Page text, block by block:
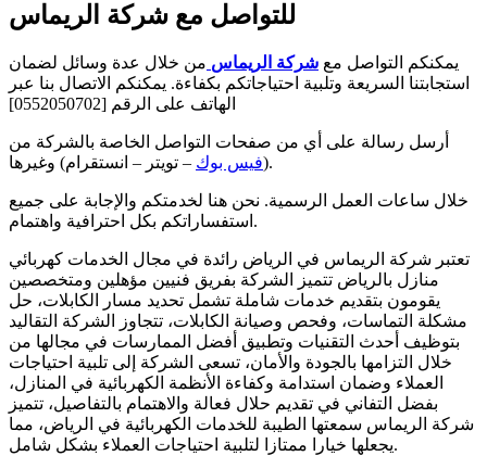
للتواصل مع شركة الريماس
يمكنكم التواصل مع شركة الريماس من خلال عدة وسائل لضمان
استجابتنا السريعة وتلبية احتياجاتكم بكفاءة. يمكنكم الاتصال بنا عبر
الهاتف على الرقم [0552050702]
أرسل رسالة على أي من صفحات التواصل الخاصة بالشركة من
(فيس بوك – تويتر – انستقرام) وغيرها.
خلال ساعات العمل الرسمية. نحن هنا لخدمتكم والإجابة على جميع
استفساراتكم بكل احترافية واهتمام.
تعتبر شركة الريماس في الرياض رائدة في مجال الخدمات كهربائي
منازل بالرياض تتميز الشركة بفريق فنيين مؤهلين ومتخصصين
يقومون بتقديم خدمات شاملة تشمل تحديد مسار الكابلات، حل
مشكلة التماسات، وفحص وصيانة الكابلات، تتجاوز الشركة التقاليد
بتوظيف أحدث التقنيات وتطبيق أفضل الممارسات في مجالها من
خلال التزامها بالجودة والأمان، تسعى الشركة إلى تلبية احتياجات
العملاء وضمان استدامة وكفاءة الأنظمة الكهربائية في المنازل،
بفضل التفاني في تقديم حلال فعالة والاهتمام بالتفاصيل، تتميز
شركة الريماس سمعتها الطيبة للخدمات الكهربائية في الرياض، مما
يجعلها خيارا ممتازا لتلبية احتياجات العملاء بشكل شامل.